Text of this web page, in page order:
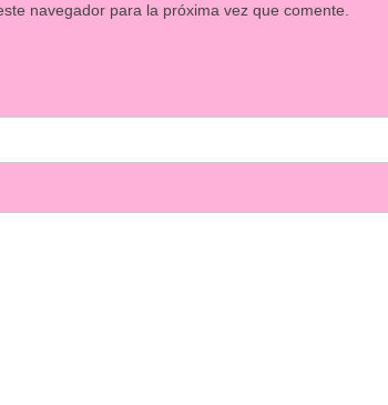
navegador para la próxima vez que comente.